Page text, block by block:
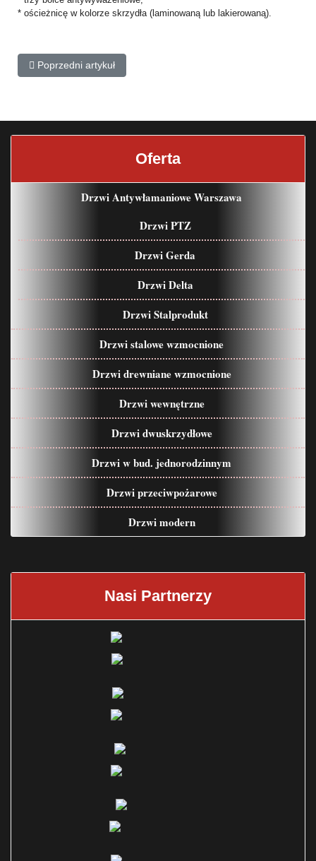
* ościeżnicę w kolorze skrzydła (laminowaną lub lakierowaną).
Poprzedni artykuł: Stalprodukt Hetman
Poprzedni artykuł
Oferta
Drzwi Antywłamaniowe Warszawa
Drzwi PTZ
Drzwi Gerda
Drzwi Delta
Drzwi Stalprodukt
Drzwi stalowe wzmocnione
Drzwi drewniane wzmocnione
Drzwi wewnętrzne
Drzwi dwuskrzydłowe
Drzwi w bud. jednorodzinnym
Drzwi przeciwpożarowe
Drzwi modern
Nasi Partnerzy